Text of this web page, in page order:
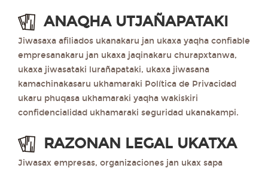
ANAQHA UTJAÑAPATAKI
Jiwasaxa afiliados ukanakaru jan ukaxa yaqha confiable
empresanakaru jan ukaxa jaqinakaru churapxtanwa,
ukaxa jiwasataki lurañapataki, ukaxa jiwasana
kamachinakasaru ukhamaraki Política de Privacidad
ukaru phuqasa ukhamaraki yaqha wakiskiri
confidencialidad ukhamaraki seguridad ukanakampi.
RAZONAN LEGAL UKATXA
Jiwasax empresas, organizaciones jan ukax sapa